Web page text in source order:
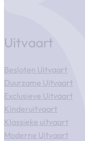
Uitvaart
Besloten Uitvaart
Duurzame Uitvaart
Exclusieve Uitvaart
Kinderuitvaart
Klassieke uitvaart
Moderne Uitvaart